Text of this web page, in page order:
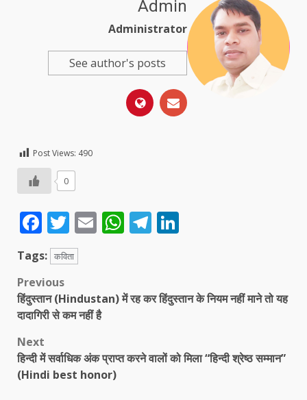
Admin
Administrator
See author's posts
Post Views: 490
0
Facebook
Twitter
EmailWhatsApp
Telegram
Tags: कविता
Post
navigation
Previous
हिंदुस्तान (Hindustan) में रह कर हिंदुस्तान के नियम नहीं माने तो यह
दादागिरी से कम नहीं है
Next
हिन्दी में सर्वाधिक अंक प्राप्त करने वालों को मिला “हिन्दी श्रेष्ठ सम्मान”
(Hindi best honor)